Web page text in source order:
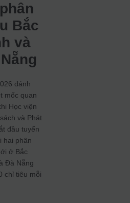
Bắc
và
đánh
mốc quan
Học viện
và Phát
đầu tuyển
hai phân
ở Bắc
Đà Nẵng
chỉ tiêu mỗi